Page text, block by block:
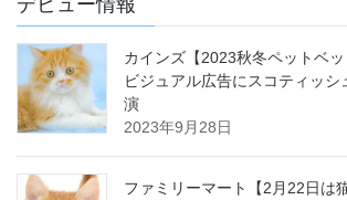
カインズ【2023秋冬ペットベッ
ビジュアル広告にスコティッ
演
2023年9月28日
ファミリーマート【2月22日は